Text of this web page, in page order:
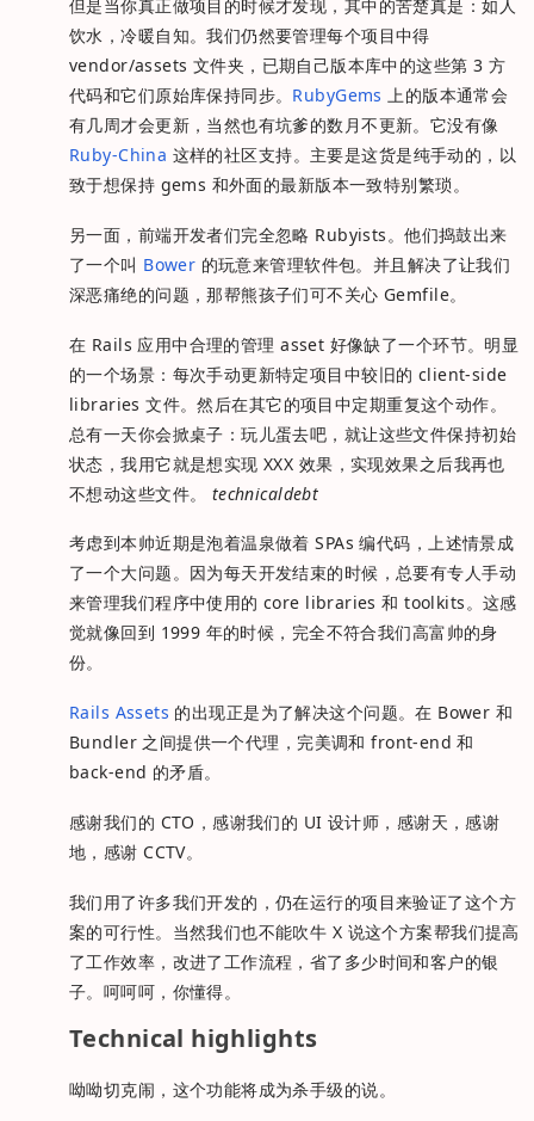
但是当你真正做项目的时候才发现，其中的苦楚真是：如人
饮水，冷暖自知。我们仍然要管理每个项目中得
vendor/assets 文件夹，已期自己版本库中的这些第 3 方
代码和它们原始库保持同步。 RubyGems 上的版本通常会
有几周才会更新，当然也有坑爹的数月不更新。它没有像
Ruby-China 这样的社区支持。主要是这货是纯手动的，以
致于想保持 gems 和外面的最新版本一致特别繁琐。
另一面，前端开发者们完全忽略 Rubyists。他们捣鼓出来
了一个叫 Bower 的玩意来管理软件包。并且解决了让我们
深恶痛绝的问题，那帮熊孩子们可不关心 Gemfile。
在 Rails 应用中合理的管理 asset 好像缺了一个环节。明显
的一个场景：每次手动更新特定项目中较旧的 client-side
libraries 文件。然后在其它的项目中定期重复这个动作。
总有一天你会掀桌子：玩儿蛋去吧，就让这些文件保持初始
状态，我用它就是想实现 XXX 效果，实现效果之后我再也
不想动这些文件。 technicaldebt
考虑到本帅近期是泡着温泉做着 SPAs 编代码，上述情景成
了一个大问题。因为每天开发结束的时候，总要有专人手动
来管理我们程序中使用的 core libraries 和 toolkits。这感
觉就像回到 1999 年的时候，完全不符合我们高富帅的身
份。
Rails Assets 的出现正是为了解决这个问题。在 Bower 和
Bundler 之间提供一个代理，完美调和 front-end 和
back-end 的矛盾。
感谢我们的 CTO，感谢我们的 UI 设计师，感谢天，感谢
地，感谢 CCTV。
我们用了许多我们开发的，仍在运行的项目来验证了这个方
案的可行性。当然我们也不能吹牛 X 说这个方案帮我们提高
了工作效率，改进了工作流程，省了多少时间和客户的银
子。呵呵呵，你懂得。
Technical highlights
呦呦切克闹，这个功能将成为杀手级的说。